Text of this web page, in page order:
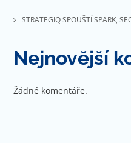
STRATEGIQ SPOUŠTÍ SPARK,
Nejnovější
Žádné komentáře.